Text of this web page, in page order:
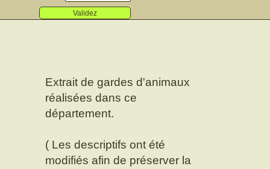
Validez
Extrait de gardes d'animaux
réalisées dans ce
département.
( Les descriptifs ont été
modifiés afin de préserver la